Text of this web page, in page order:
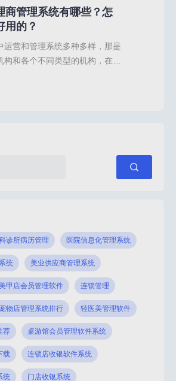
商管理系统有哪些？怎
用的？
运营和管理系统多种多样，那是
构和各个不同类型的机构，在经
理业务，筛选出一款好用的美业
选？有哪些功能更重要更好用
诊所病历管理 医院信息化管理系统
统 美业供应商管理系统
甲店会员管理软件 连锁管理
物店管理系统排行 轻医美管理软件
荐 桌游馆会员管理软件系统
载 连锁店收银软件系统
统 门店收银系统